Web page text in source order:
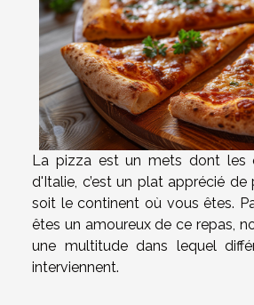
La pizza est un mets dont les
d'Italie, c’est un plat apprécié
soit le continent où vous êtes.
êtes un amoureux de ce repas,
une multitude dans lequel
interviennent.